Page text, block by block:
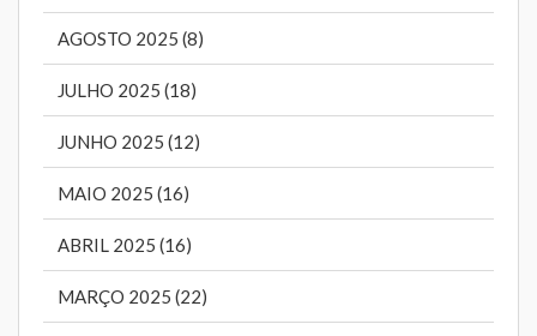
AGOSTO 2025 (8)
JULHO 2025 (18)
JUNHO 2025 (12)
MAIO 2025 (16)
ABRIL 2025 (16)
MARÇO 2025 (22)